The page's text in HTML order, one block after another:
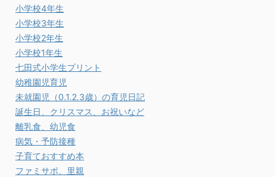
小学校4年生
小学校3年生
小学校2年生
小学校1年生
七田式小学生プリント
幼稚園児育児
未就園児（0.1.2.3歳）の育児日記
誕生日、クリスマス、お祝いなど
離乳食、幼児食
病気・予防接種
子育ておすすめ本
ファミサポ、里親